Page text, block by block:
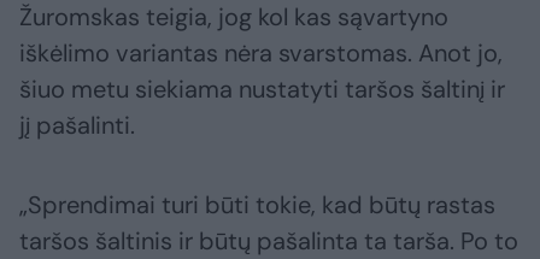
Žuromskas teigia, jog kol kas sąvartyno
iškėlimo variantas nėra svarstomas. Anot jo,
šiuo metu siekiama nustatyti taršos šaltinį ir
jį pašalinti.
„Sprendimai turi būti tokie, kad būtų rastas
taršos šaltinis ir būtų pašalinta ta tarša. Po to